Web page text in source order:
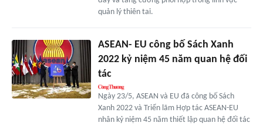
quản lý thiên tai.
ASEAN- EU công bố Sách Xanh
2022 kỷ niệm 45 năm quan hệ đối
tác
Ngày 23/5, ASEAN và EU đã công bố Sách
Xanh 2022 và Triển lãm Hợp tác ASEAN-EU
nhân kỷ niệm 45 năm thiết lập quan hệ đối tác